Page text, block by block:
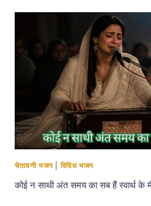
चेतावनी भजन|विविध भजन
कोई न साथी अंत समय का सब हैं स्वार्थ के